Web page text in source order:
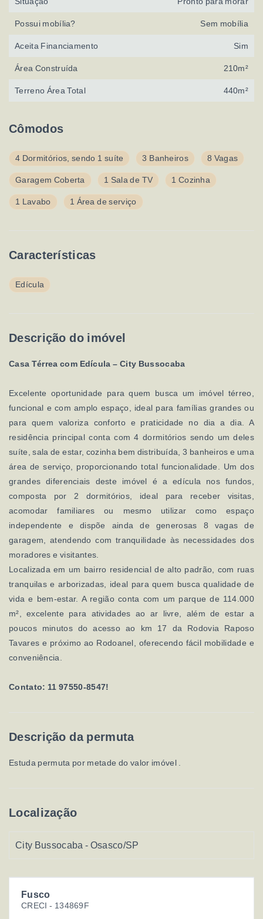
Fusco
CRECI - 134869F
Cômodos
4 Dormitórios, sendo 1 suíte 3 Banheiros 8 Vagas
Garagem Coberta 1 Sala de TV 1 Cozinha
1 Lavabo 1 Área de serviço
Características
Edícula
Descrição do imóvel
Casa Térrea com Edícula – City Bussocaba
Excelente oportunidade para quem busca um imóvel térreo,
funcional e com amplo espaço, ideal para famílias grandes ou
para quem valoriza conforto e praticidade no dia a dia. A
residência principal conta com 4 dormitórios sendo um deles
suíte, sala de estar, cozinha bem distribuída, 3 banheiros e uma
área de serviço, proporcionando total funcionalidade. Um dos
grandes diferenciais deste imóvel é a edícula nos fundos,
composta por 2 dormitórios, ideal para receber visitas,
acomodar familiares ou mesmo utilizar como espaço
independente e dispõe ainda de generosas 8 vagas de
garagem, atendendo com tranquilidade às necessidades dos
moradores e visitantes.
Localizada em um bairro residencial de alto padrão, com ruas
tranquilas e arborizadas, ideal para quem busca qualidade de
vida e bem-estar. A região conta com um parque de 114.000
m², excelente para atividades ao ar livre, além de estar a
poucos minutos do acesso ao km 17 da Rodovia Raposo
Tavares e próximo ao Rodoanel, oferecendo fácil mobilidade e
conveniência.
Contato: 11 97550-8547!
Descrição da permuta
Estuda permuta por metade do valor imóvel .
Localização
City Bussocaba - Osasco/SP
Possui mobília? Sem mobília
Aceita Financiamento Sim
Área Construída 210m²
Terreno Área Total 440m²